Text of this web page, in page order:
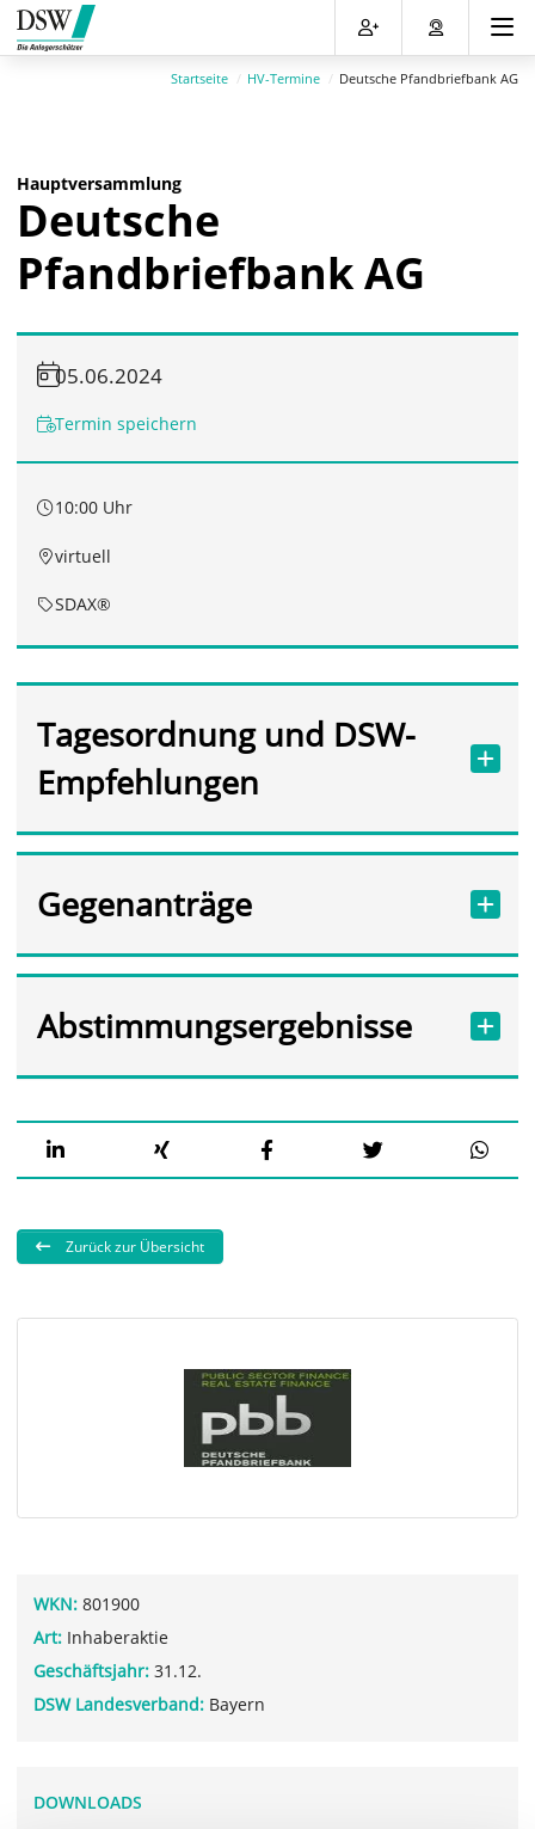
Direkt
zum
Inhalt
Direkt
zum
Hauptmenu
Direkt
zur
Suche
Direkt
zum
Footer
Startseite HV-Termine Deutsche Pfandbriefbank AG
Hauptversammlung
Deutsche
Pfandbriefbank AG
05.06.2024
Termin speichern
10:00 Uhr
virtuell
SDAX®
Tagesordnung und DSW-
Empfehlungen
Gegenanträge
Abstimmungsergebnisse
Zurück zur Übersicht
WKN: 801900
Art: Inhaberaktie
Geschäftsjahr: 31.12.
DSW Landesverband: Bayern
DOWNLOADS